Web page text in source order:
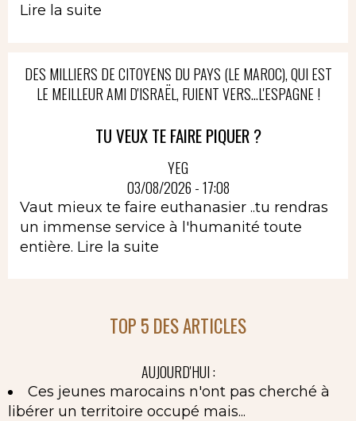
Lire la suite
DES MILLIERS DE CITOYENS DU PAYS (LE MAROC), QUI EST
LE MEILLEUR AMI D'ISRAËL, FUIENT VERS...L'ESPAGNE !
TU VEUX TE FAIRE PIQUER ?
YEG
03/08/2026 - 17:08
Vaut mieux te faire euthanasier ..tu rendras
un immense service à l'humanité toute
entière. Lire la suite
TOP 5 DES ARTICLES
AUJOURD'HUI :
Ces jeunes marocains n'ont pas cherché à
libérer un territoire occupé mais...